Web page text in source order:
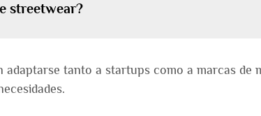
streetwear?
tanto a startups como a marcas de